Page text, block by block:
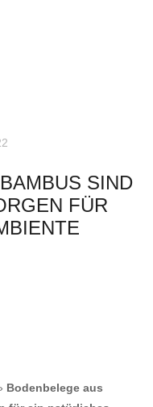
SIND
FÜR
Bodenbelege aus